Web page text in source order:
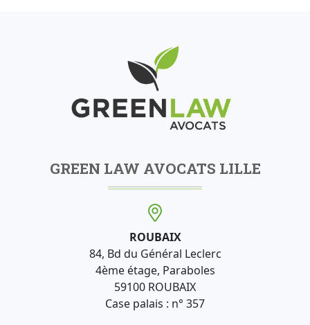
GREEN LAW AVOCATS LILLE
ROUBAIX
84, Bd du Général Leclerc
4ème étage, Paraboles
59100 ROUBAIX
Case palais : n° 357